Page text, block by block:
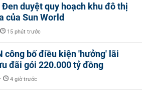
Đen duyệt quy hoạch khu đô thị
của Sun World
15 phút trước
công bố điều kiện 'hưởng' lãi
đãi gói 220.000 tỷ đồng
- 4 giờ trước